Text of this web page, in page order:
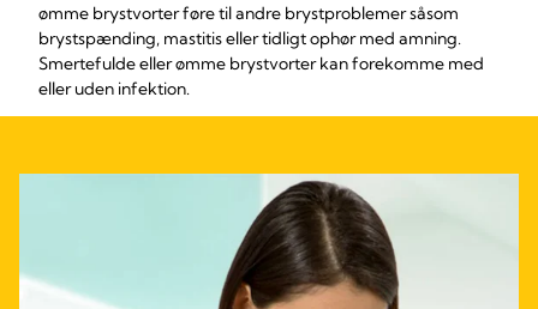
ømme brystvorter føre til andre brystproblemer såsom
brystspænding, mastitis eller tidligt ophør med amning.
Smertefulde eller ømme brystvorter kan forekomme med
eller uden infektion.